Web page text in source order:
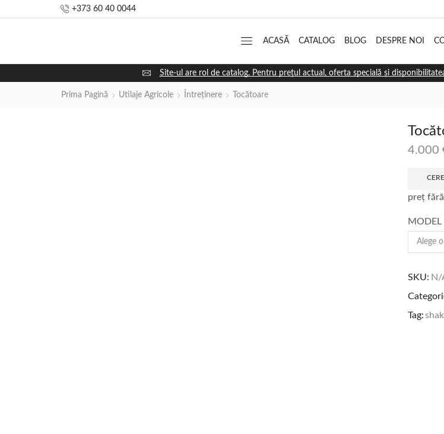
+373 60 40 0044
ACASĂ CATALOG BLOG DESPRE NOI
Site-ul are rol de catalog. Pentru prețul actual, oferta specială și
Prima Pagină Utilaje Agricole Întreținere Tocătoare
4.000
preț
MODEL
SKU: N/
Tag: